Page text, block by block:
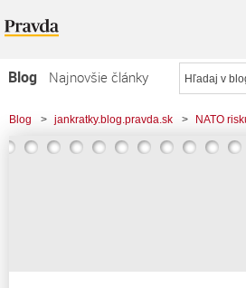
Blog
Najnovšie články
Najčítanejšie články
Najkomentovanejšie články
Blog > jankratky.blog.pravda.sk > NATO